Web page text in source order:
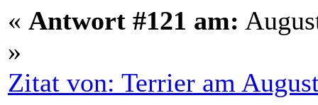
« Antwort #121 am:
»
Zitat von: Terrier am